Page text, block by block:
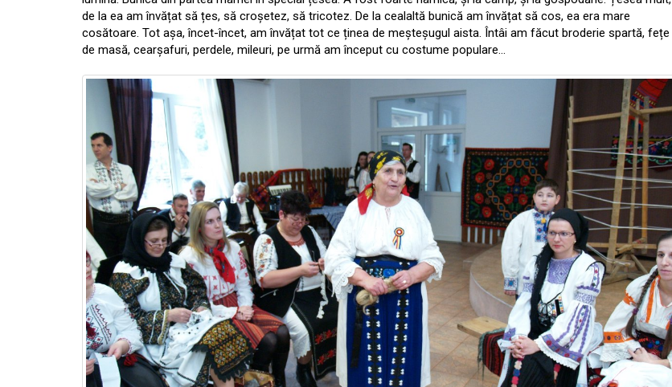
de la ea am învățat să țes, să croșetez, să tricotez. De la cealaltă bunică am învățat să cos, ea era mare
cosătoare. Tot așa, încet-încet, am învățat tot ce ținea de meșteșugul aista. Întâi am făcut broderie spartă, fețe
de masă, cearșafuri, perdele, mileuri, pe urmă am început cu costume populare…